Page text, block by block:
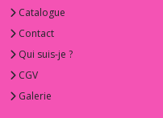
Catalogue
Contact
Qui suis-je ?
CGV
Galerie